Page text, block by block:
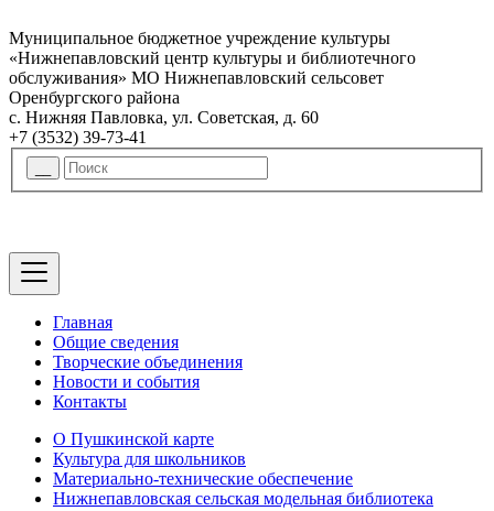
Муниципальное бюджетное учреждение культуры
«Нижнепавловский центр культуры и библиотечного
обслуживания» МО Нижнепавловский сельсовет
Оренбургского района
с. Нижняя Павловка, ул. Советская, д. 60
+7 (3532) 39-73-41
Главная
Общие сведения
Творческие объединения
Новости и события
Контакты
О Пушкинской карте
Культура для школьников
Материально-технические обеспечение
Нижнепавловская сельская модельная библиотека